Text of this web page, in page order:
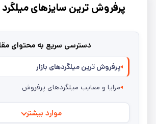
پرفروش ترین سایزهای میلگرد
دسترسی سریع به محتوای
پرفروش ترین میلگردهای بازار
مزایا و معایب میلگردهای پرفروش
موارد بیشتر